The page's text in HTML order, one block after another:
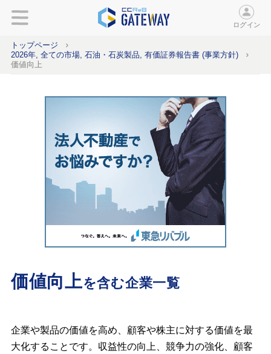
ログイン
トップページ
2026年, 全ての市場, 石油・石炭製品, 有価証券報告書 (事業方針)
価値向上
価値向上を含む企業一覧
企業や製品の価値を高め、顧客や株主に対する価値を最
大化することです。収益性の向上、競争力の強化、顧客